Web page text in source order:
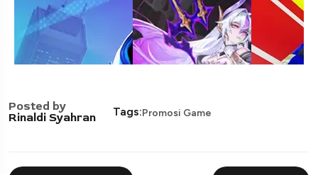
Posted by
Rinaldi Syahran
Tags:Promosi Game